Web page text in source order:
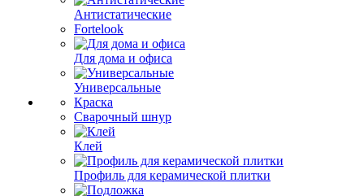
Антистатические
Fortelook
Для дома и офиса
Универсальные
Краска
Сварочный шнур
Клей
Профиль для керамической плитки